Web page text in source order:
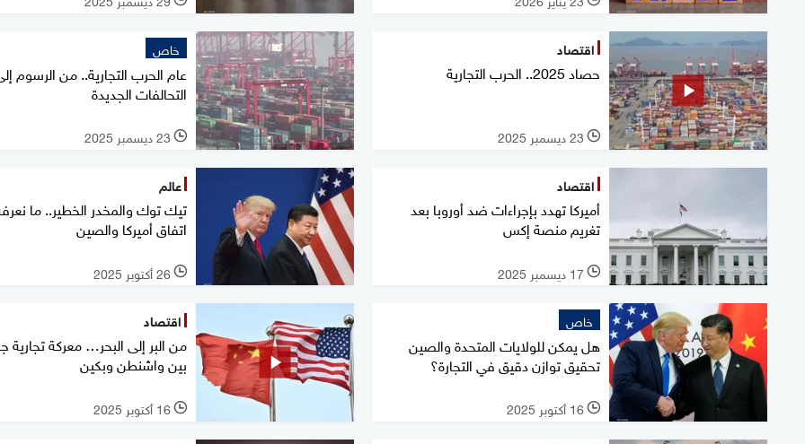
اقتصاد
حصاد 2025.. الحرب التجارية
l 23 ديسمبر 2025
خاص
عام الحرب التجارية.. من الرسوم
التحالفات الجديدة
l 23 ديسمبر 2025
اقتصاد
أميركا تهدد بإجراءات ضد أوروبا بعد
تغريم منصة إكس
l 17 ديسمبر 2025
عالم
تيك توك والمخدر الخطير.. ما
اتفاق أميركا والصين
l 26 أكتوبر 2025
خاص
هل يمكن للولايات المتحدة والصين
تحقيق توازن دقيق في التجارة؟
l 16 أكتوبر 2025
اقتصاد
من البر إلى البحر… معركة تجارية
بين واشنطن وبكين
l 16 أكتوبر 2025